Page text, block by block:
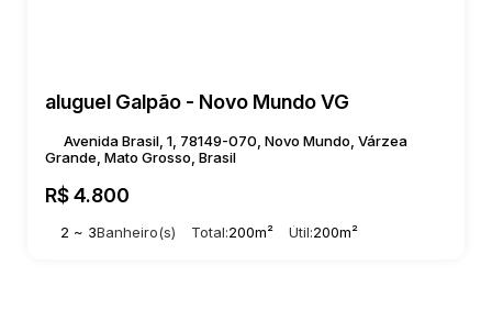
aluguel Galpão - Novo Mundo VG
R$4.800
Avenida Brasil, 1, 78149-070, Novo Mundo, Várzea
Grande, Mato Grosso, Brasil
2 ~ 3Banheiro(s) Total:200m² Útil:200m²